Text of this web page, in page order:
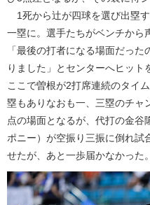
1死から辻が四球を選び出塁
一塁に。選手たちがベンチから
「最後の打者になる場面だっ
りました」とセンターへヒット
ここで曽根が2打席連続のタイ
塁もありなおも一、三塁のチャ
点の場面となるが、代打の金谷
ポニー）が空振り三振に倒れ試
せたが、あと一歩届かなかった。